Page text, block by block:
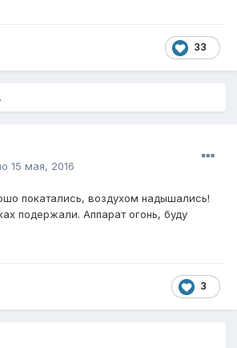
33
15 мая, 2016
покатались, воздухом надышались!
подержали. Аппарат огонь, буду
3